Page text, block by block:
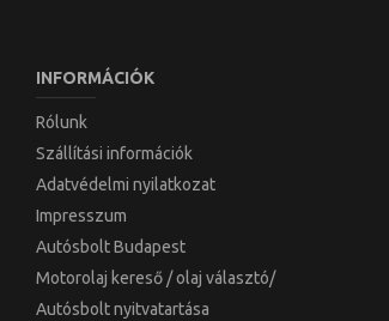
INFORMÁCIÓK
Rólunk
Szállítási információk
Adatvédelmi nyilatkozat
Impresszum
Autósbolt Budapest
Motorolaj kereső / olaj választó/
Autósbolt nyitvatartása